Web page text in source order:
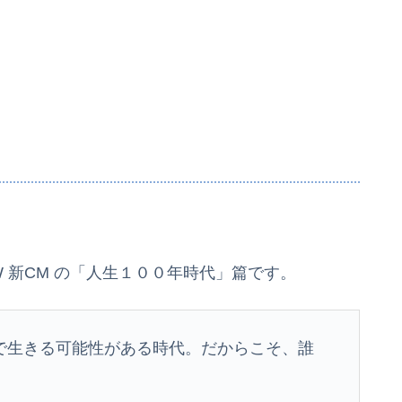
CM の「人生１００年時代」篇です。
きる可能性がある時代。だからこそ、誰